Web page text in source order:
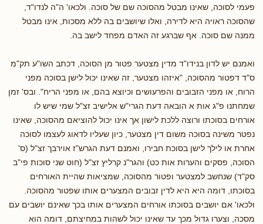
פעמי לסוכה, שאינו מבטל מהסוכה שם של סוכה. ולכאו' ה"ה לנדו"ד,
שהסוכה ראויה היא לדירה, ואלו שיושבים בה ללא מסכות, אינו מבטל
ממנה שם סוכה. אף שברגע זה האדם מפחד לישב בה.
ואמנם יש לדון בנידו"ד מדין מצטער פטור מן הסוכה, דכתב השו"ע תק"מ
ס"ד דפטור מהסוכה, "איזהו מצטער, זה שאינו יכול לישן בסוכה מפני
הרוח, או מפני הזבובים והפרעושים וכיוצא בהם, או מפני הריח". ובס' זמן
שמחתנו פ"ג אות א הובאה דעת הגרי"ש אלישיב זצ"ל שמי שיש לו
אורחים בסוכתו ורוצה ללכת לישון אך אינו יכול להוציאם מהסוכה, שאינו
נפטר משינה בסוכה משום דין מצטער, כיון שעליו לדאוג לעצמו לסוכה
אחרת או לילך לישן בסוכת חבירו, ואמנם דעת הגרש"ז אוירבך זצ"ל (ס'
הסוכה, פסקים והערות אות כט) והגר"נ קרליץ זצ"ל (חוט שני סוכות פי"ב
סק"ד) שנחשב למצטער ופטור מהסוכה, שמציאות שהיית האורחים
בסוכתו, דומה היא היא לדין זבובים המצערים אותו שפטור מהסוכה.
ולכאו' אם יושבים בסוכתו אורחים המצערים אותו בכך שאינם יושבים עם
מסכה, וצערו גדול מכך עד שאינו יכול לשהות במחיצתם, דומה הוא